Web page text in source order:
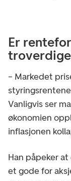
Er
– Markedet
Vanligvis ser
økonomien
inflasjonen
Han påpeker
et gode for